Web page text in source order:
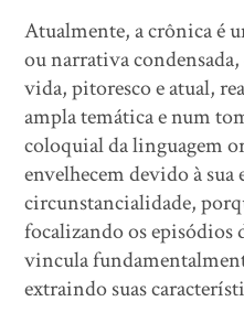
Atualmente, a crônica é
ou narrativa
vida, pitoresco e atual,
ampla temática e num
coloquial da linguagem
envelhecem devido à sua
circunstancialidade,
focalizando os episódios
vincula
extraindo suas